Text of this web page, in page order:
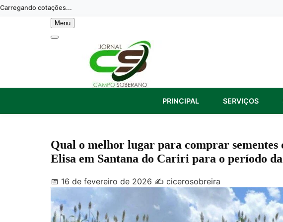
Skip
to
Carregando cotações...
Menu
PRINCIPAL SERVIÇOS
Qual o melhor lugar para comprar sementes
Elisa em Santana do Cariri para o período da
📅 16 de fevereiro de 2026 ✍️ cicerosobreira